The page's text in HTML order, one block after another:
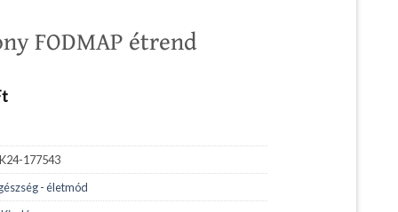
FODMAP étrend
177543
- életmód